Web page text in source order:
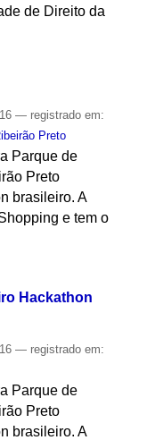
de Direito da
— registrado em:
Preto
Parque de
Preto
brasileiro. A
e tem o
Hackathon
— registrado em:
Parque de
Preto
brasileiro. A